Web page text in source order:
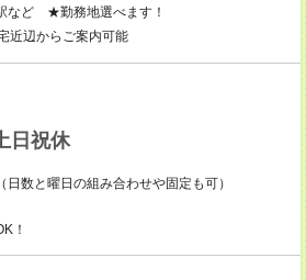
など ★勤務地選べます！
辺からご案内可能
日祝休
数と曜日の組み合わせや固定も可）
！